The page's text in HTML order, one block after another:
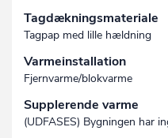
Tagdækningsmateriale
Tagpap med lille hældning
Varmeinstallation
Fjernvarme/blokvarme
Supplerende varme
(UDFASES) Bygningen har